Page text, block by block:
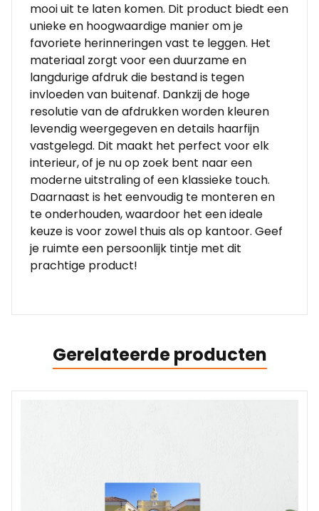
mooi uit te laten komen. Dit product biedt een
unieke en hoogwaardige manier om je
favoriete herinneringen vast te leggen. Het
materiaal zorgt voor een duurzame en
langdurige afdruk die bestand is tegen
invloeden van buitenaf. Dankzij de hoge
resolutie van de afdrukken worden kleuren
levendig weergegeven en details haarfijn
vastgelegd. Dit maakt het perfect voor elk
interieur, of je nu op zoek bent naar een
moderne uitstraling of een klassieke touch.
Daarnaast is het eenvoudig te monteren en
te onderhouden, waardoor het een ideale
keuze is voor zowel thuis als op kantoor. Geef
je ruimte een persoonlijk tintje met dit
prachtige product!
Gerelateerde producten